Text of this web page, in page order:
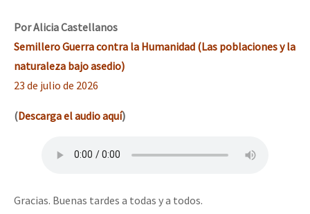
La Sexta
AutonomÍa y Resistencia
Megaproyectos
Mujeres
Dia 1: Encontro “Guerra contra a Humanidade”
[CDMX – 20 julio] Jornadas globales por la libertad de Jesús
PorAlicia Castellanos
Semillero Guerra contra la Humanidad (Las poblaciones y la
naturaleza bajo asedio)
23 de julio de 2026
(Descarga el audio aquí)
Gracias. Buenas tardes a todas y a todos.